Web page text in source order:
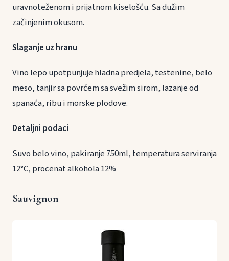
uravnoteženom i prijatnom kiselošću. Sa dužim
začinjenim okusom.
Slaganje uz hranu
Vino lepo upotpunjuje hladna predjela, testenine, belo
meso, tanjir sa povrćem sa svežim sirom, lazanje od
spanaća, ribu i morske plodove.
Detaljni podaci
Suvo belo vino, pakiranje 750ml, temperatura serviranja
12°C, procenat alkohola 12%
Sauvignon